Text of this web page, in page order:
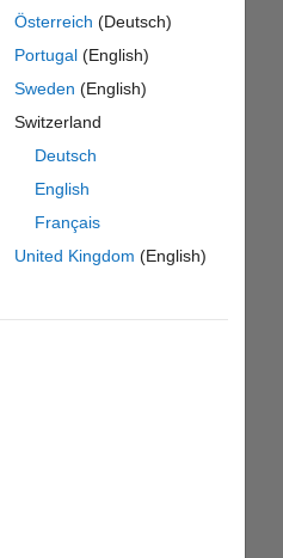
Österreich (Deutsch)
Portugal(English)
Sweden (English)
Switzerland
Deutsch
English
Français
United Kingdom (English)